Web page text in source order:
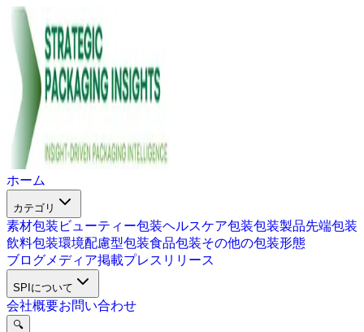
ホーム
カテゴリ
素材包装 ビューティー包装ヘルスケア包装包装製品先端包装
飲料包装環境配慮型包装食品包装その他の包装形態
ブログメディア掲載プレスリリース
SPIについて
会社概要お問い合わせ
🔍